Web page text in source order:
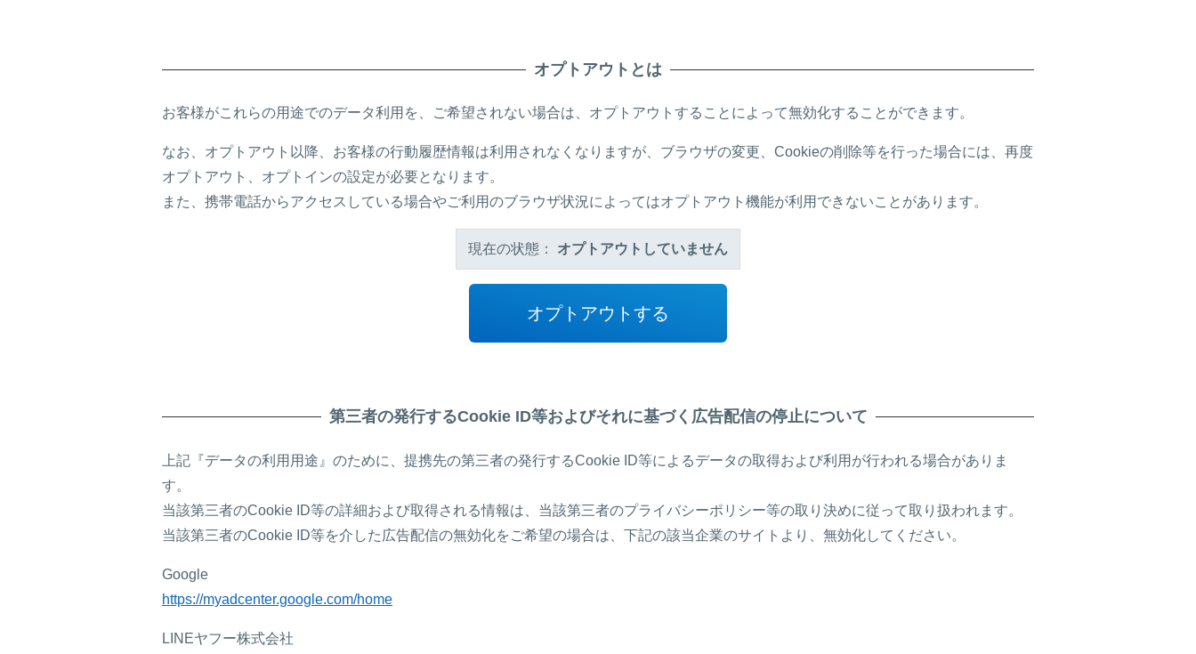
オプトアウトとは
お客様がこれらの用途でのデータ利用を、ご希望されない場合は、オプトアウトすることによって無効化することができます。
なお、オプトアウト以降、お客様の行動履歴情報は利用されなくなりますが、ブラウザの変更、Cookieの削除等を行った場合には、再度
オプトアウト、オプトインの設定が必要となります。
また、携帯電話からアクセスしている場合やご利用のブラウザ状況によってはオプトアウト機能が利用できないことがあります。
現在の状態： オプトアウトしていません
オプトアウトする
第三者の発行するCookie ID等およびそれに基づく広告配信の停止について
上記『データの利用用途』のために、提携先の第三者の発行するCookie ID等によるデータの取得および利用が行われる場合がありま
す。
当該第三者のCookie ID等の詳細および取得される情報は、当該第三者のプライバシーポリシー等の取り決めに従って取り扱われます。
当該第三者のCookie ID等を介した広告配信の無効化をご希望の場合は、下記の該当企業のサイトより、無効化してください。
Google
https://myadcenter.google.com/home
LINEヤフー株式会社